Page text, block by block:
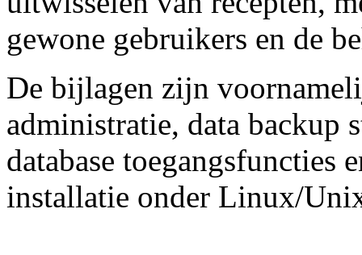
gewone gebruikers en de
De bijlagen zijn
administratie, data backup
database toegangsfuncties
installatie onder Linux/